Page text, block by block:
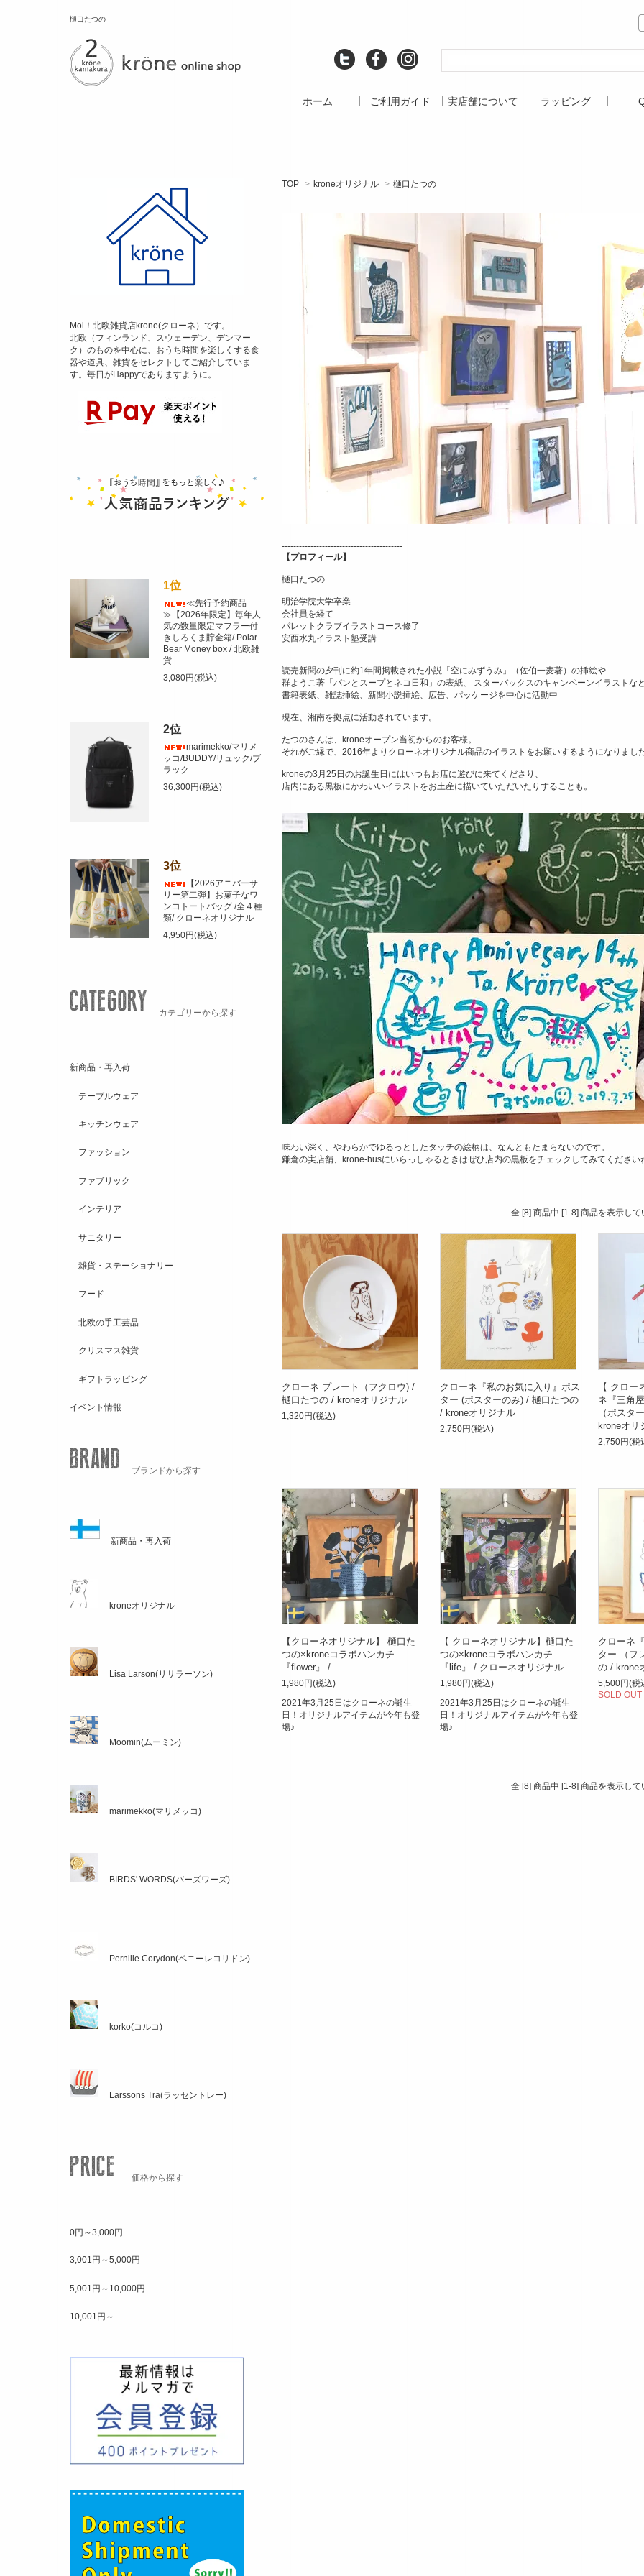
樋口たつの
ホーム ご利用ガイド 実店舗について ラッピング
TOP > kroneオリジナル > 樋口たつの
------------------------------------------
【プロフィール】
樋口たつの
明治学院大学卒業
会社員を経て
パレットクラブイラストコース修了
安西水丸イラスト塾受講
------------------------------------------
読売新聞の夕刊に約1年間掲載された小説「空にみずうみ」（佐伯一麦著）の挿絵や
群ようこ著「パンとスープとネコ日和」の表紙、 スターバックスのキャンペーンイラストな
書籍表紙、雑誌挿絵、新聞小説挿絵、広告、パッケージを中心に活動中
現在、湘南を拠点に活動されています。
たつのさんは、kroneオープン当初からのお客様。
それがご縁で、2016年よりクローネオリジナル商品のイラストをお願いするようになりまし
kroneの3月25日のお誕生日にはいつもお店に遊びに来てくださり、
店内にある黒板にかわいいイラストをお土産に描いていただいたりすることも。
味わい深く、やわらかでゆるっとしたタッチの絵柄は、なんともたまらないのです。
鎌倉の実店舗、krone-husにいらっしゃるときはぜひ店内の黒板をチェックしてみてください
全 [8] 商品中 [1-8] 商品を表示して
クローネ プレート（フクロウ) /
樋口たつの / kroneオリジナル
1,320円(税込)
クローネ『私のお気に入り』ポス
ター (ポスターのみ) / 樋口たつの
/ kroneオリジナル
2,750円(税込)
【 クロ
ネ『三角
（ポスタ
kroneオリ
2,750円(税
【クローネオリジナル】 樋口た
つの×kroneコラボハンカチ
『flower』 /
1,980円(税込)
2021年3月25日はクローネの誕生
日！オリジナルアイテムが今年も登
場♪
【 クローネオリジナル】樋口た
つの×kroneコラボハンカチ
『life』 / クローネオリジナル
1,980円(税込)
2021年3月25日はクローネの誕生
日！オリジナルアイテムが今年も登
場♪
クローネ
ター （フ
の / krone
5,500円(税
SOLD OUT
全 [8] 商品中 [1-8] 商品を表示して
Moi！北欧雑貨店krone(クローネ）です。
北欧（フィンランド、スウェーデン、デンマー
ク）のものを中心に、おうち時間を楽しくする食
器や道具、雑貨をセレクトしてご紹介していま
す。毎日がHappyでありますように。
1位
≪先行予約商品
≫【2026年限定】毎年人
気の数量限定マフラー付
きしろくま貯金箱/ Polar
Bear Money box / 北欧雑
貨
3,080円(税込)
2位
marimekko/マリメ
ッコ/BUDDY/リュック/ブ
ラック
36,300円(税込)
3位
【2026アニバーサ
リー第二弾】お菓子なワ
ンコトートバッグ /全４種
類/ クローネオリジナル
4,950円(税込)
カテゴリーから探す
新商品・再入荷
テーブルウェア
キッチンウェア
ファッション
ファブリック
インテリア
サニタリー
雑貨・ステーショナリー
フード
北欧の手工芸品
クリスマス雑貨
ギフトラッピング
イベント情報
ブランドから探す
新商品・再入荷
kroneオリジナル
Lisa Larson(リサラーソン)
Moomin(ムーミン)
marimekko(マリメッコ)
BIRDS' WORDS(バーズワーズ)
Pernille Corydon(ペニーレコリドン)
korko(コルコ)
Larssons Tra(ラッセントレー)
価格から探す
0円～3,000円
3,001円～5,000円
5,001円～10,000円
10,001円～